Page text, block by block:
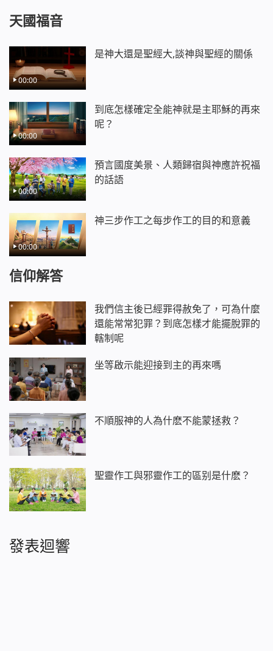
天國福音
00:00
是神大還是聖經大,談神與聖經的關係
00:00
到底怎樣確定全能神就是主耶穌的再來
呢？
00:00
預言國度美景、人類歸宿與神應許祝福
的話語
00:00
神三步作工之每步作工的目的和意義
信仰解答
我們信主後已經罪得赦免了，可為什麼
還能常常犯罪？到底怎樣才能擺脫罪的
轄制呢
坐等啟示能迎接到主的再來嗎
不順服神的人為什麽不能蒙拯救？
聖靈作工與邪靈作工的區别是什麽？
發表迴響